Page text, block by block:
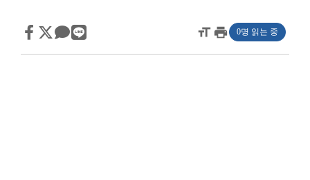
format_sizeprint 0명 읽는 중